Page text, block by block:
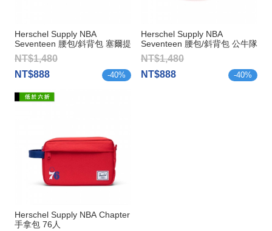
Herschel Supply NBA
Seventeen 腰包/斜背包 塞爾提
克
NT$1,480
NT$888
-40%
Herschel Supply NBA
Seventeen 腰包/斜背包 公牛隊
NT$1,480
NT$888
-40%
Herschel Supply NBA Chapter
手拿包 76人